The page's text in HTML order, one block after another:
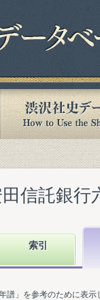
信託銀
索引
譜」を参考のために表